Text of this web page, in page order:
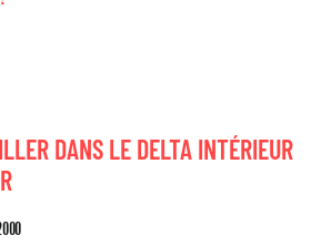
DANS LE DELTA INTÉRIEUR